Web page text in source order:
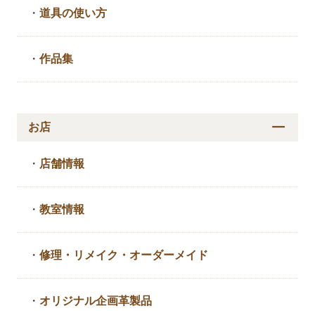
・道具の使い方
・作品集
お店
・ 店舗情報
・教室情報
・修理・リメイク・ オーダーメイド
・ オリジナル企画革製品